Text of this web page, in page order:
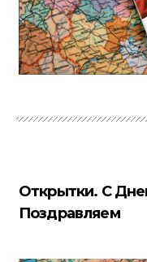
Открытки. С
Поздравляем